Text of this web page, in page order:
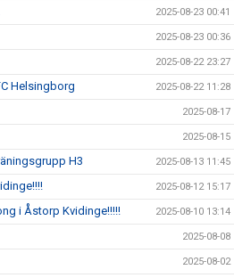
2025-08-23 00:41
2025-08-23 00:36
2025-08-22 23:27
Helsingborg 2025-08-22 11:28
2025-08-17
2025-08-15
H3 2025-08-13 11:45
2025-08-12 15:17
i Åstorp Kvidinge!!!!! 2025-08-10 13:14
2025-08-08
2025-08-02